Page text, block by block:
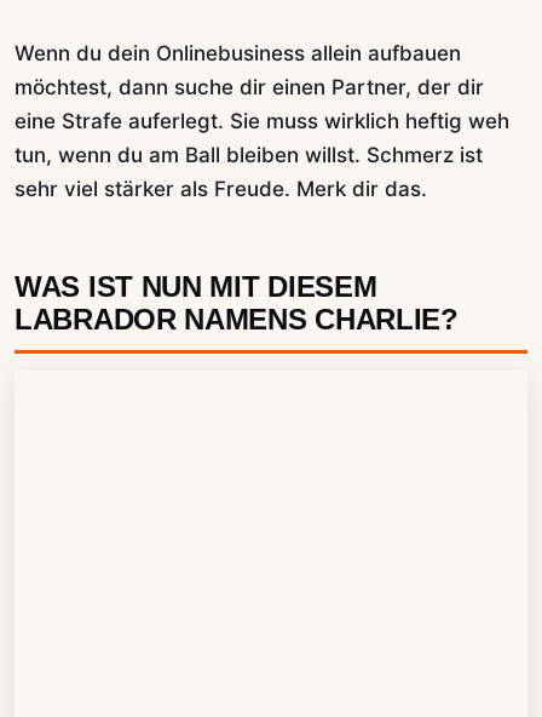
Wenn du dein Onlinebusiness allein aufbauen
möchtest, dann suche dir einen Partner, der dir
eine Strafe auferlegt. Sie muss wirklich heftig weh
tun, wenn du am Ball bleiben willst. Schmerz ist
sehr viel stärker als Freude. Merk dir das.
WAS IST NUN MIT DIESEM
LABRADOR NAMENS CHARLIE?